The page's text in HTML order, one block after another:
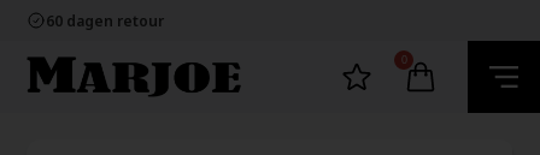
60 dagen retour
Ecommerce Europe
100% nikkelvrij sieraden
60 dagen retour
0